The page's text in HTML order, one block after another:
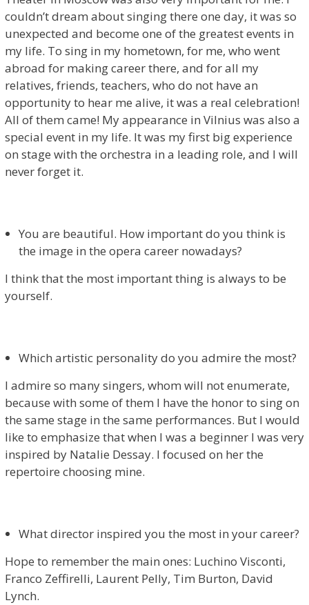
couldn’t dream about singing there one day, it was so
unexpected and become one of the greatest events in
my life. To sing in my hometown, for me, who went
abroad for making career there, and for all my
relatives, friends, teachers, who do not have an
opportunity to hear me alive, it was a real celebration!
All of them came! My appearance in Vilnius was also a
special event in my life. It was my first big experience
on stage with the orchestra in a leading role, and I will
never forget it.
You are beautiful. How important do you think is
the image in the opera career nowadays?
I think that the most important thing is always to be
yourself.
Which artistic personality do you admire the most?
I admire so many singers, whom will not enumerate,
because with some of them I have the honor to sing on
the same stage in the same performances. But I would
like to emphasize that when I was a beginner I was very
inspired by Natalie Dessay. I focused on her the
repertoire choosing mine.
What director inspired you the most in your career?
Hope to remember the main ones: Luchino Visconti,
Franco Zeffirelli, Laurent Pelly, Tim Burton, David
Lynch.